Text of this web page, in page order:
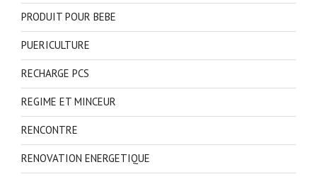
PRODUIT POUR BEBE
PUERICULTURE
RECHARGE PCS
REGIME ET MINCEUR
RENCONTRE
RENOVATION ENERGETIQUE